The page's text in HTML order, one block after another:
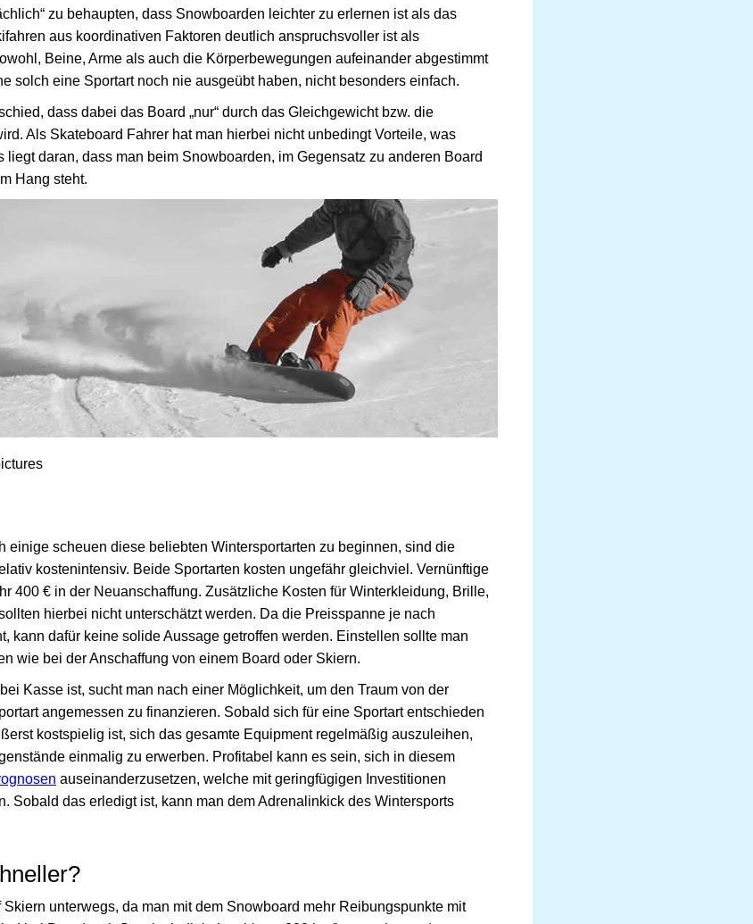
zu behaupten, dass Snowboarden leichter zu erlernen ist als das
aus koordinativen Faktoren deutlich anspruchsvoller ist als
Beine, Arme als auch die Körperbewegungen aufeinander abgestimmt
solch eine Sportart noch nie ausgeübt haben, nicht besonders einfach.
dass dabei das Board „nur“ durch das Gleichgewicht bzw. die
Als Skateboard Fahrer hat man hierbei nicht unbedingt Vorteile, was
daran, dass man beim Snowboarden, im Gegensatz zu anderen Board
Hang steht.
einige scheuen diese beliebten Wintersportarten zu beginnen, sind die
kostenintensiv. Beide Sportarten kosten ungefähr gleichviel. Vernünftige
400 € in der Neuanschaffung. Zusätzliche Kosten für Winterkleidung, Brille,
hierbei nicht unterschätzt werden. Da die Preisspanne je nach
kann dafür keine solide Aussage getroffen werden. Einstellen sollte man
wie bei der Anschaffung von einem Board oder Skiern.
Kasse ist, sucht man nach einer Möglichkeit, um den Traum von der
angemessen zu finanzieren. Sobald sich für eine Sportart entschieden
kostspielig ist, sich das gesamte Equipment regelmäßig auszuleihen,
einmalig zu erwerben. Profitabel kann es sein, sich in diesem
auseinanderzusetzen, welche mit geringfügigen Investitionen
Sobald das erledigt ist, kann man dem Adrenalinkick des Wintersports
unterwegs, da man mit dem Snowboard mehr Reibungspunkte mit